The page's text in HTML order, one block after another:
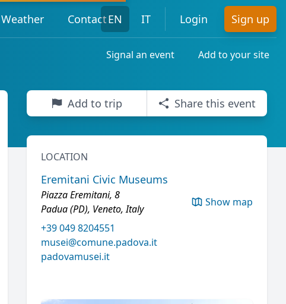
Weather ContactEN IT Login Sign up
Signal an event Add to your site
Add to trip Share this event
LOCATION
Eremitani Civic Museums
Piazza Eremitani, 8
Padua (PD), Veneto, Italy
Show map
+39 049 8204551
musei@comune.padova.it
padovamusei.it